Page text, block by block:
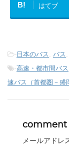
B! はてブ
- 日本のバス, バス,
-高速・都市間バス
速バス（首都圏－盛
comment
メールアドレ